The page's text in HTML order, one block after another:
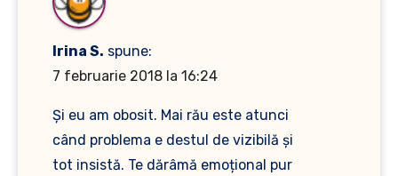
Irina S. spune:
7 februarie 2018 la 16:24
Și eu am obosit. Mai rău este atunci
când problema e destul de vizibilă și
tot insistă. Te dărâmă emoțional pur